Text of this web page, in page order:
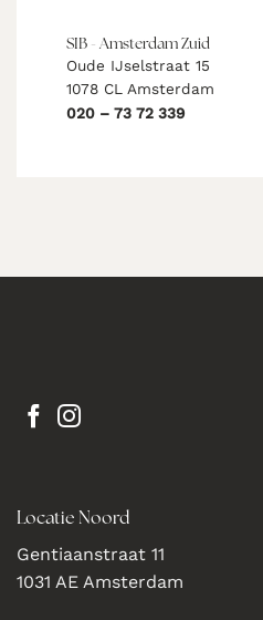
SIB - Amsterdam Zuid
Oude IJselstraat 15
1078 CL Amsterdam
020 – 73 72 339
Locatie Noord
Gentiaanstraat 11
1031 AE Amsterdam